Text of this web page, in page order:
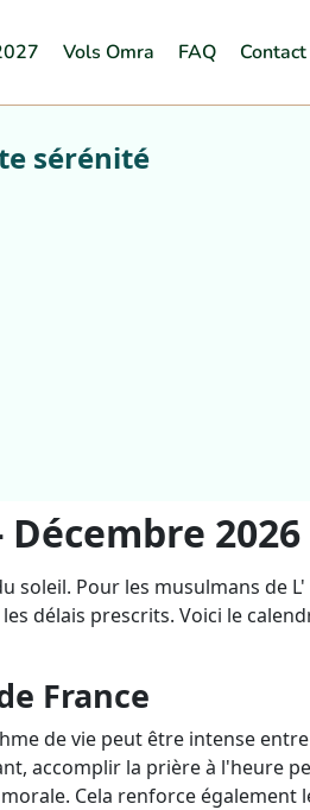
Vols Omra FAQ Contact
sérénité
2026
soleil. Pour les musulmans de L'
délais prescrits. Voici le
France
de vie peut être intense
accomplir la prière à l'heure
Cela renforce également